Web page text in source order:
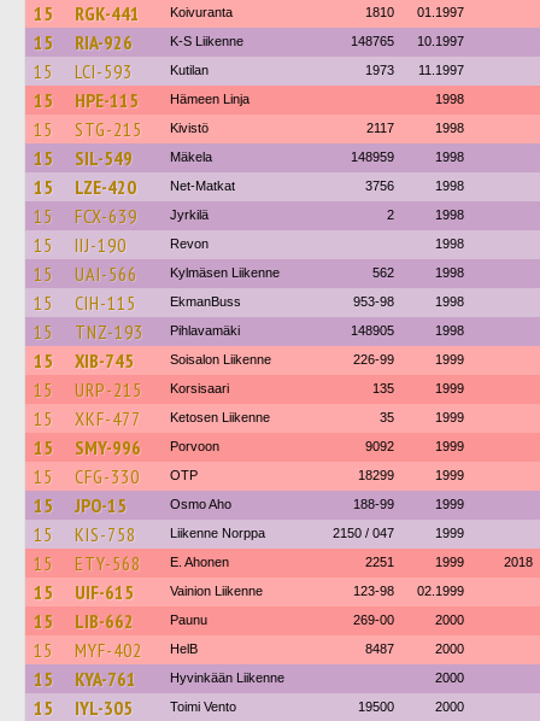
15 RGK-441 Koivuranta 1810 01.1997
15 RIA-926 K-S Liikenne 148765 10.1997
15 LCI-593 Kutilan 1973 11.1997
15 HPE-115 Hämeen Linja 1998
15 STG-215 Kivistö 2117 1998
15 SIL-549 Mäkela 148959 1998
15 LZE-420 Net-Matkat 3756 1998
15 FCX-639 Jyrkilä 2 1998
15 IIJ-190 Revon 1998
15 UAI-566 Kylmäsen Liikenne 562 1998
15 CIH-115 EkmanBuss 953-98 1998
15 TNZ-193 Pihlavamäki 148905 1998
15 XIB-745 Soisalon Liikenne 226-99 1999
15 URP-215 Korsisaari 135 1999
15 XKF-477 Ketosen Liikenne 35 1999
15 SMY-996 Porvoon 9092 1999
15 CFG-330 OTP 18299 1999
15 JPO-15 Osmo Aho 188-99 1999
15 KIS-758 Liikenne Norppa 2150 / 047 1999
15 ETY-568 E. Ahonen 2251 1999 2018
15 UIF-615 Vainion Liikenne 123-98 02.1999
15 LIB-662 Paunu 269-00 2000
15 MYF-402 HelB 8487 2000
15 KYA-761 Hyvinkään Liikenne 2000
15 IYL-305 Toimi Vento 19500 2000